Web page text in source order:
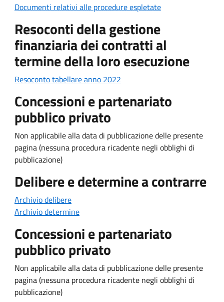
Documenti relativi alle procedure espletate
Resoconti della gestione
finanziaria dei contratti al
termine della loro esecuzione
Resoconto tabellare anno 2022
Concessioni e partenariato
pubblico privato
Non applicabile alla data di pubblicazione delle presente
pagina (nessuna procedura ricadente negli obblighi di
pubblicazione)
Delibere e determine a contrarre
Archivio delibere
Archivio determine
Concessioni e partenariato
pubblico privato
Non applicabile alla data di pubblicazione delle presente
pagina (nessuna procedura ricadente negli obblighi di
pubblicazione)